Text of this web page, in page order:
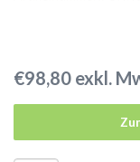
€98,80 exkl.